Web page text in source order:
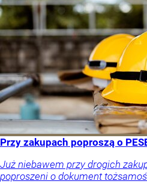
Przy zakupach poproszą o
Już niebawem przy drogich
poproszeni o dokument